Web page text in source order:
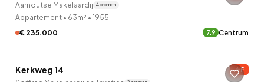
Aarnoutse Makelaardij 4 bronnen
Appartement • 63m² • 1955
€ 235.000
7.9 Centrum
Kerkweg 14 F